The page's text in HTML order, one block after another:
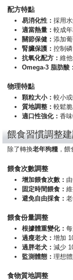
配方特點
易消化性： 採用
適當熱量： 較成
關節保健： 添加
腎臟保護： 控制
抗氧化配方： 維
Omega-3 脂肪酸：
物理特點
顆粒大小： 較小
質地調整： 較鬆
適口性強化： 香
餵食習慣調整
除了轉換老年狗糧 ，
餵食次數調整
增加餵食次數：
固定時間餵食：
避免自由採食：
餵食份量調整
根據體重變化：
過瘦老犬： 增加
過胖老犬： 減少
監測體態： 理想
食物質地調整